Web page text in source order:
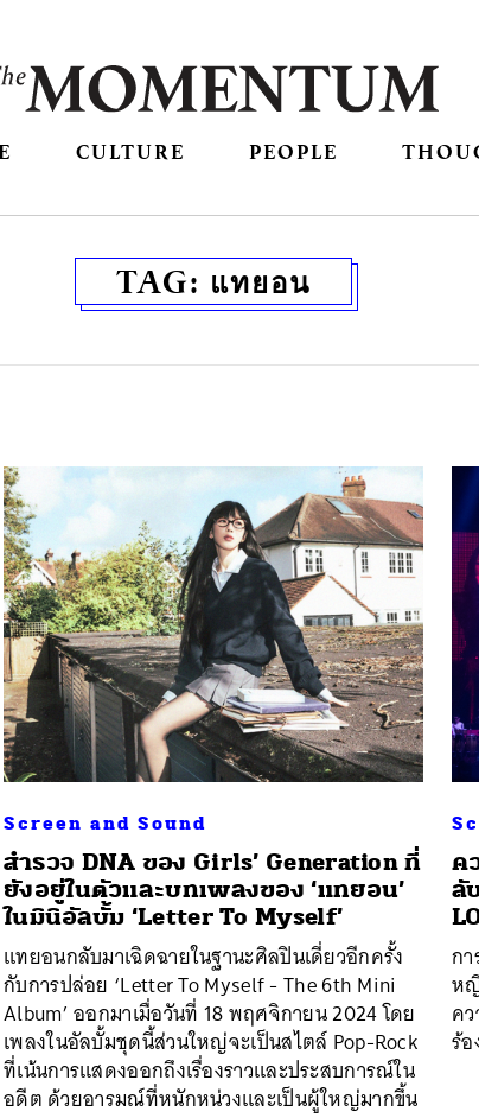
CULTURE PEOPLE
TAG: แทยอน
Screen and Sound
สำรวจ DNA ของ Girls’ Generation ที่
ยังอยู่ในตัวและบทเพลงของ ‘แทยอน’
ในมินิอัลบั้ม ‘Letter To Myself’
แทยอนกลับมาเฉิดฉายในฐานะศิลปินเดี่ยวอีกครั้ง
กับการปล่อย ‘Letter To Myself - The 6th Mini
Album’ ออกมาเมื่อวันที่ 18 พฤศจิกายน 2024 โดย
เพลงในอัลบั้มชุดนี้ส่วนใหญ่จะเป็นสไตล์ Pop-Rock
ที่เน้นการแสดงออกถึงเรื่องราวและประสบการณ์ใน
อดีต ด้วยอารมณ์ที่หนักหน่วงและเป็นผู้ใหญ่มากขึ้น
ค
ลั
ก
ห
ค
ร้